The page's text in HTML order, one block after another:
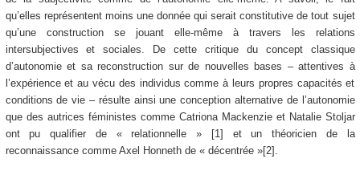
qu’elles représentent moins une donnée qui serait constitutive de tout sujet
qu’une construction se jouant elle-même à travers les relations
intersubjectives et sociales. De cette critique du concept classique
d’autonomie et sa reconstruction sur de nouvelles bases – attentives à
l’expérience et au vécu des individus comme à leurs propres capacités et
conditions de vie – résulte ainsi une conception alternative de l’autonomie
que des autrices féministes comme Catriona Mackenzie et Natalie Stoljar
ont pu qualifier de « relationnelle » [1] et un théoricien de la
reconnaissance comme Axel Honneth de « décentrée »[2].